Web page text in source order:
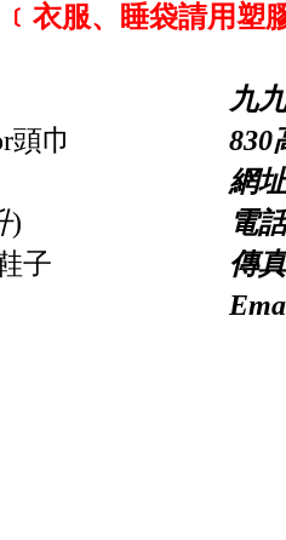
﹝衣服、睡袋請用塑
九
頭巾
830
網
)
電
子
傳